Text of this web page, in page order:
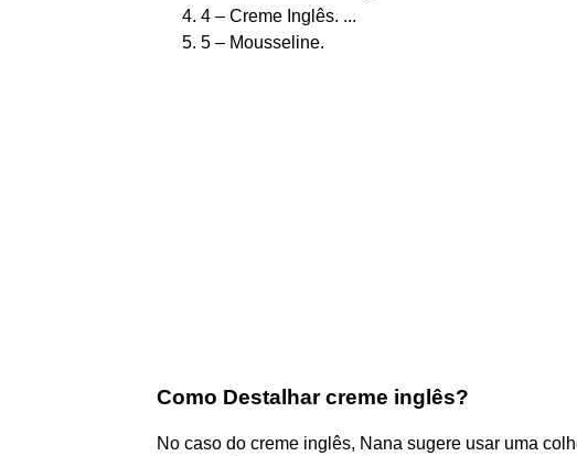
4 – Creme Inglês. ...
5 – Mousseline.
Como Destalhar creme inglês?
No caso do creme inglês, Nana sugere usar uma